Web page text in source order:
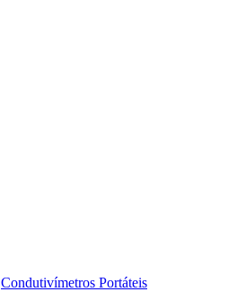
Condutivímetros Portáteis